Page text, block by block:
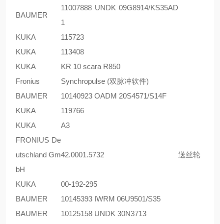
BAUMER
11007888 UNDK 09G8914/KS35AD
1
KUKA
115723
KUKA
113408
KUKA
KR 10 scara R850
Fronius
Synchropulse (双脉冲软件)
BAUMER
10140923 OADM 20S4571/S14F
KUKA
119766
KUKA
A3
FRONIUS De
utschland Gm
bH
42.0001.5732 送丝轮
KUKA
00-192-295
BAUMER
10145393 IWRM 06U9501/S35
BAUMER
10125158 UNDK 30N3713